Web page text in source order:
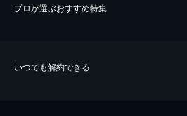
プロが選ぶおすすめ特集
いつでも解約できる